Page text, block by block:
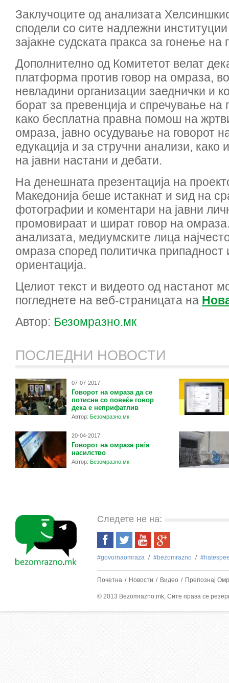
Заклучоците од анализата
сподели со сите надлежни
зајакне судската пракса за гонење на
Дополнително од Комитетот велат
платформа против говор на омраза, во
невладини организации заеднички и
борат за превенција и спречување на
како бесплатна правна помош на
омраза, јавно осудување на говорот
едукација и за стручни анализи, како
на јавни настани и дебати.
На денешната презентација на
Македонија беше истакнат и ѕид на
фотографии и коментари на јавни
промовираат и шират говор на
анализата, медиумските лица
омраза според политичка припадност
ориентација.
Целиот текст и видеото од настанот
погледнете на веб-страницата на
Автор: Безомразно.мк
ПОСЛЕДНИ НОВОСТИ
07-07-2017
Говорот на омраза да се
потисне со повеќе говор
дека е неприфатлив
Автор: Безомразно.мк
20-04-2017
Говорот на омраза раѓа
насилство
Автор: Безомразно.мк
Следете не на:
#govornaomraza #bezоmrazno
Почетна Новости Видео Препознај
© 2013 Bezomrazno.mk, Сите права се